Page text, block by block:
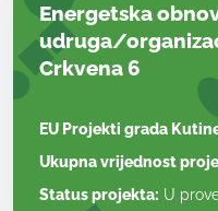
Energetska
udruga/
Crkvena 6
EU Projekti grada
Ukupna vrijednost
Status projekta: U